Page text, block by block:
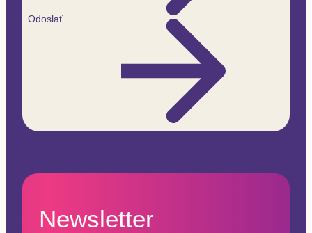
Odoslať
Newsletter